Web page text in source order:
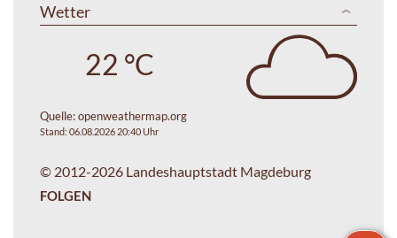
Wetter
22 °C
Quelle:openweathermap.org
Stand: 06.08.2026 20:40 Uhr
© 2012-2026 Landeshauptstadt Magdeburg
FOLGEN